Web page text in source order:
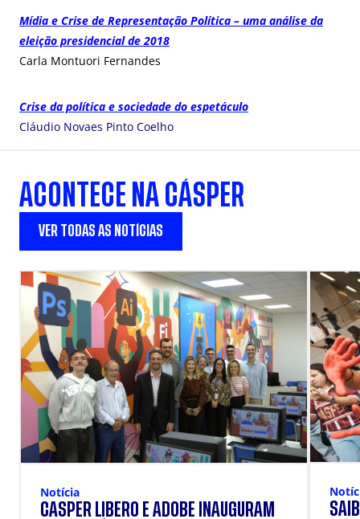
Mídia e Crise de Representação Política – uma análise da
eleição presidencial de 2018
Carla Montuori Fernandes
Crise da política e sociedade do espetáculo
Cláudio Novaes Pinto Coelho
ACONTECE NA CÁSPER
VER TODAS AS NOTÍCIAS
Notícia
CÁSPER LÍBERO E ADOBE INAUGURAM